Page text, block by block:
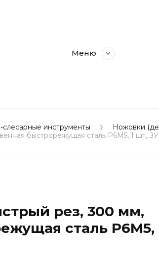
Меню
слесарные инструменты
Ножовки
быстрорежущая сталь Р6М5, 1
рез, 300 мм,
сталь